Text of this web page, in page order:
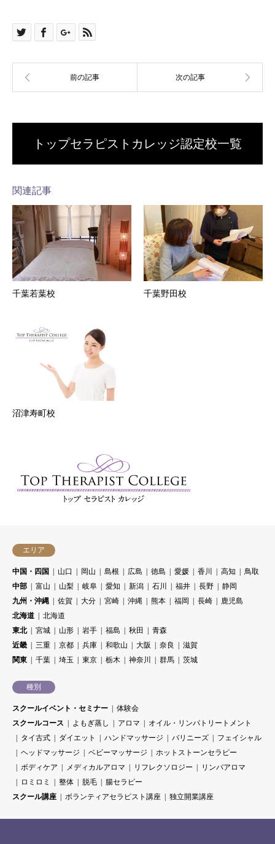
トップセラピストカレッジ認定校一覧
関連記事
千葉若葉校 千葉野田校
沼津寿町校
エリア
中国・四国 山口 岡山 島根 広島 徳島 愛媛 香川 高知
鳥取
中部
富山 山梨 岐阜 愛知 新潟 石川 福井 長野
静岡
九州・沖縄
佐賀 大分 宮崎 沖縄 熊本 福岡 長崎
鹿児島
北海道
北海道
東北
宮城 山形 岩手 福島 秋田
青森
近畿
三重 京都 兵庫 和歌山 大阪 奈良
滋賀
関東
千葉 埼玉 東京 栃木 神奈川 群馬 茨城
種別
スクールイベント・セミナー
体験会
スクールコース
よもぎ蒸し アロマ
オイル・リンパトリートメント
タイ古式
ダイエット ハンドマッサージ バリニーズ
フェイシャル
ヘッドマッサージ
ベビーマッサージ
ホットストーンセラピー
ボディケア
メディカルアロマ リフレクソロジー
リンパアロマ
ロミロミ
整体 脱毛
腸セラピー
スクール講座
ボランティアセラピスト講座 独立開業講座